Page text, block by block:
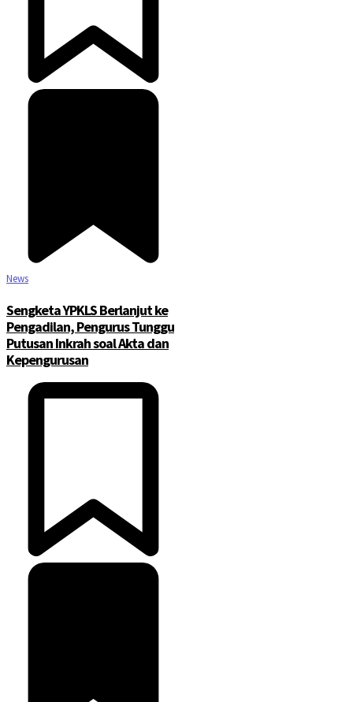
News
Sengketa YPKLS Berlanjut ke
Pengadilan, Pengurus Tunggu
Putusan Inkrah soal Akta dan
Kepengurusan